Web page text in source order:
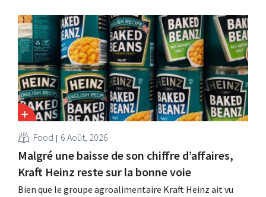
capacité de production de Biscoff : « Nous devons saisir
cette opportunité ».
Food 6 Août, 2026
Malgré une baisse de son chiffre d’affaires,
Kraft Heinz reste sur la bonne voie
Bien que le groupe agroalimentaire Kraft Heinz ait vu